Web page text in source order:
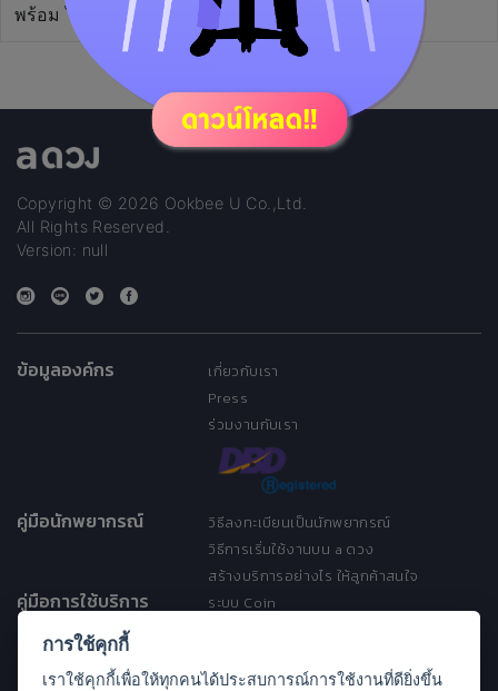
พร้อม ไว้แวะมาดูอีกค่ะ
Copyright © 2026 Ookbee U Co.,Ltd.
All Rights Reserved.
Version: null
ข้อมูลองค์กร
เกี่ยวกับเรา
Press
ร่วมงานกับเรา
คู่มือนักพยากรณ์
วิธีลงทะเบียนเป็นนักพยากรณ์
วิธีการเริ่มใช้งานบน a ดวง
สร้างบริการอย่างไร ให้ลูกค้าสนใจ
คู่มือการใช้บริการ
ระบบ Coin
ประกาศการคุ้มครองข้อมูลส่วนบุคคล
การใช้คุกกี้
เราใช้คุกกี้เพื่อให้ทุกคนได้ประสบการณ์การใช้งานที่ดียิ่งขึ้น